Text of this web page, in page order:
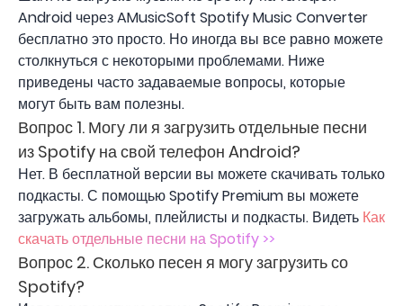
Android через AMusicSoft Spotify Music Converter
бесплатно это просто. Но иногда вы все равно можете
столкнуться с некоторыми проблемами. Ниже
приведены часто задаваемые вопросы, которые
могут быть вам полезны.
Вопрос 1. Могу ли я загрузить отдельные песни
из Spotify на свой телефон Android?
Нет. В бесплатной версии вы можете скачивать только
подкасты. С помощью Spotify Premium вы можете
загружать альбомы, плейлисты и подкасты. Видеть Как
скачать отдельные песни на Spotify >>
Вопрос 2. Сколько песен я могу загрузить со
Spotify?